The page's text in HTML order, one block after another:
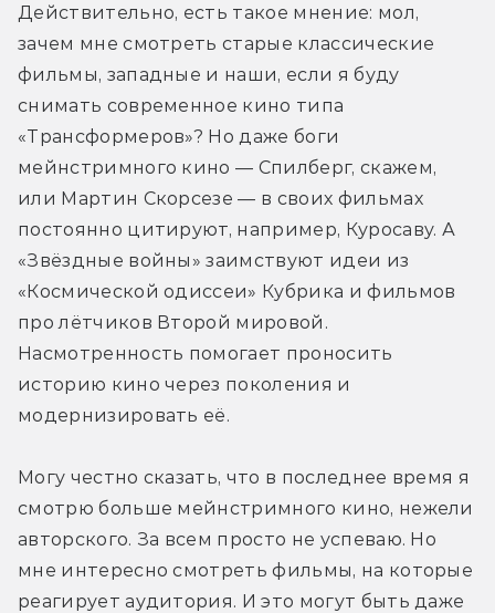
Действительно, есть такое мнение: мол,
зачем мне смотреть старые классические
фильмы, западные и наши, если я буду
снимать современное кино типа
«Трансформеров»? Но даже боги
мейнстримного кино — Спилберг, скажем,
или Мартин Скорсезе — в своих фильмах
постоянно цитируют, например, Куросаву. А
«Звёздные войны» заимствуют идеи из
«Космической одиссеи» Кубрика и фильмов
про лётчиков Второй мировой.
Насмотренность помогает проносить
историю кино через поколения и
модернизировать её.
Могу честно сказать, что в последнее время я
смотрю больше мейнстримного кино, нежели
авторского. За всем просто не успеваю. Но
мне интересно смотреть фильмы, на которые
реагирует аудитория. И это могут быть даже